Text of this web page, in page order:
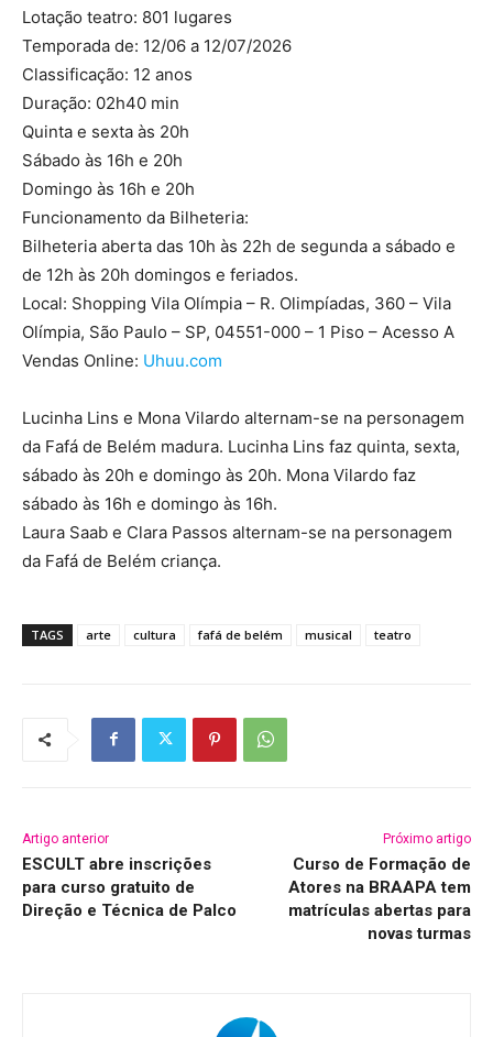
Lotação teatro: 801 lugares
Temporada de: 12/06 a 12/07/2026
Classificação: 12 anos
Duração: 02h40 min
Quinta e sexta às 20h
Sábado às 16h e 20h
Domingo às 16h e 20h
Funcionamento da Bilheteria:
Bilheteria aberta das 10h às 22h de segunda a sábado e
de 12h às 20h domingos e feriados.
Local: Shopping Vila Olímpia – R. Olimpíadas, 360 – Vila
Olímpia, São Paulo – SP, 04551-000 – 1 Piso – Acesso A
Vendas Online: Uhuu.com
Lucinha Lins e Mona Vilardo alternam-se na personagem
da Fafá de Belém madura. Lucinha Lins faz quinta, sexta,
sábado às 20h e domingo às 20h. Mona Vilardo faz
sábado às 16h e domingo às 16h.
Laura Saab e Clara Passos alternam-se na personagem
da Fafá de Belém criança.
TAGS arte cultura fafá de belém musical teatro
Artigo anterior
ESCULT abre inscrições
para curso gratuito de
Direção e Técnica de Palco
Próximo artigo
Curso de Formação de
Atores na BRAAPA tem
matrículas abertas para
novas turmas